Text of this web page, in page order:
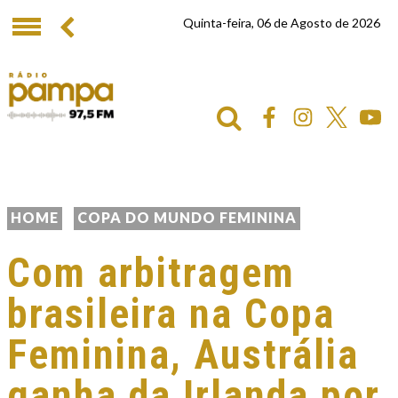
Quinta-feira, 06 de Agosto de 2026
HOME COPA DO MUNDO FEMININA
Com arbitragem
brasileira na Copa
Feminina, Austrália